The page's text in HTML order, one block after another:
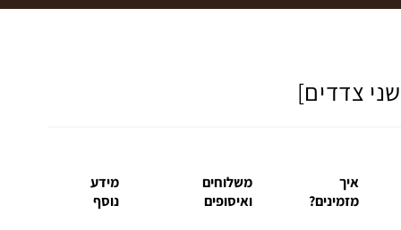
איך
מזמינים?
משלוחים
ואיסופים
מידע
נוסף